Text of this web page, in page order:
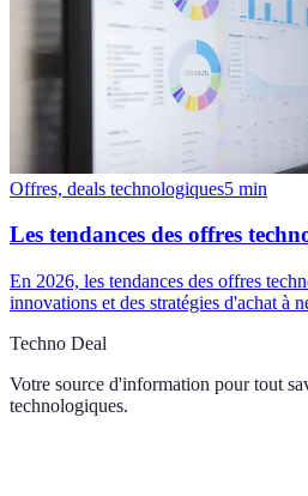
Offres, deals technologiques5 min
Les tendances des offres
En 2026, les tendances des offres
innovations et des stratégies d'achat à
Techno Deal
Votre source d'information pour tout
technologiques.